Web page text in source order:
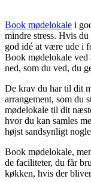
Book mødelokale i
mindre stress. Hvis du
god idé at være ude i
Book mødelokale ved
ned, som du ved, du
De krav du har til dit
arrangement, som du
mødelokale til dit
hvor du kan samles
højst sandsynligt
Book mødelokale,
de faciliteter, du får
køkken, hvis der